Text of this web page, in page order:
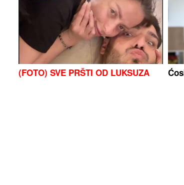
(FOTO) SVE PRŠTI OD LUKSUZA